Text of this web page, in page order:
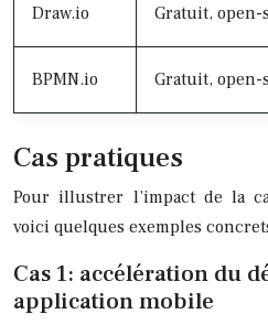
Draw.io Gratuit,
BPMN.io Gratuit, open-
Cas pratiques
Pour illustrer l’impact de la
voici quelques exemples
Cas 1: accélération du
application mobile